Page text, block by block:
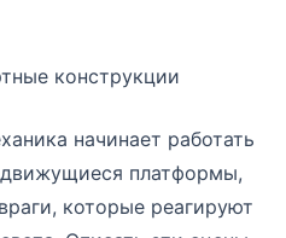
конструкции
начинает работать
платформы,
которые реагируют